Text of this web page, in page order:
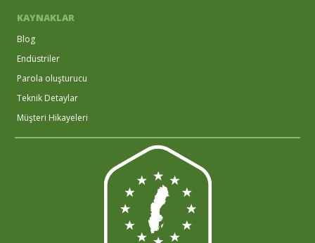
KAYNAKLAR
Blog
Endüstriler
Parola oluşturucu
Teknik Detaylar
Müşteri Hikayeleri